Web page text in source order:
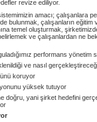
revize ediliyor.
amacı; çalışanlara
bulunmak, çalışanların eğitim
temel oluşturmak,
ve çalışanlardan ne
performans yönetim
ve nasıl
koruyor
yüksek tutuyor
doğru, yani şirket hedefini